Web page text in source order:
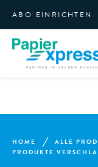
ABO EINRICHTEN
HOME
ALLE
PRODUKTE